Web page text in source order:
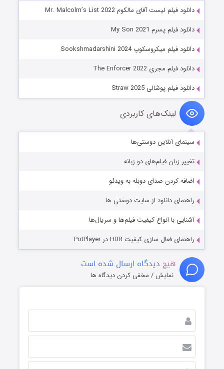
دانلود فیلم لیست آقای مالکوم Mr. Malcolm’s List 2022
دانلود فیلم پسرم My Son 2021
دانلود فیلم میکروسکوپ Sookshmadarshini 2024
دانلود فیلم مجری The Enforcer 2022
دانلود فیلم پوشالی Straw 2025
لینک‌های کاربردی
سینمای آنلاین دوستی‌ها
تغییر زبان فیلم‌های دو زبانه
اضافه کردن صدای دوبله به ویدئو
راهنمای دانلود از سایت دوستی ها
آشنایی با انواع کیفیت فیلم‌ها و سریال‌ها
راهنمای فعال سازی کیفیت HDR در PotPlayer
هیچ دیدگاه ارسال شده است
نمایش / مخفی کردن دیدگاه ها